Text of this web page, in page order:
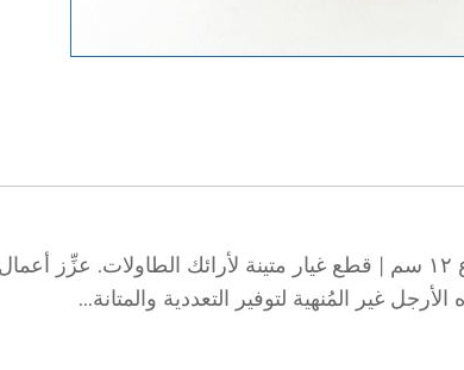
أرجل أثاث فاخرة من الخشب الصلب بارتفاع ١٢ سم | قطع غيار متينة